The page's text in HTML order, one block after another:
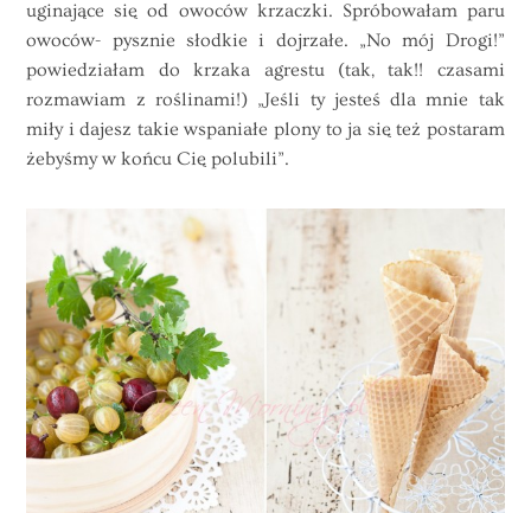
uginające się od owoców krzaczki. Spróbowałam paru
owoców- pysznie słodkie i dojrzałe. „No mój Drogi!”
powiedziałam do krzaka agrestu (tak, tak!! czasami
rozmawiam z roślinami!) „Jeśli ty jesteś dla mnie tak
miły i dajesz takie wspaniałe plony to ja się też postaram
żebyśmy w końcu Cię polubili”.